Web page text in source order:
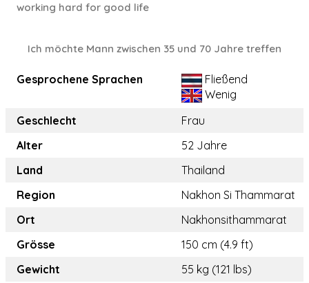
working hard for good life
Ich möchte Mann zwischen 35 und 70 Jahre treffen
Gesprochene Sprachen
Fließend
Wenig
Geschlecht
Frau
Alter
52 Jahre
Land
Thailand
Region
Nakhon Si Thammarat
Ort
Nakhonsithammarat
Grösse
150 cm (4.9 ft)
Gewicht
55 kg (121 lbs)